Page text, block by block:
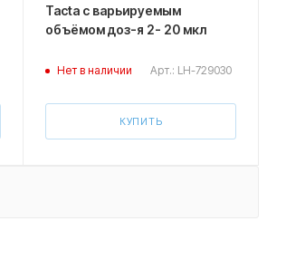
Tacta с варьируемым
объёмом доз-я 2- 20 мкл
Нет в наличии Арт.: LH-729030
КУПИТЬ